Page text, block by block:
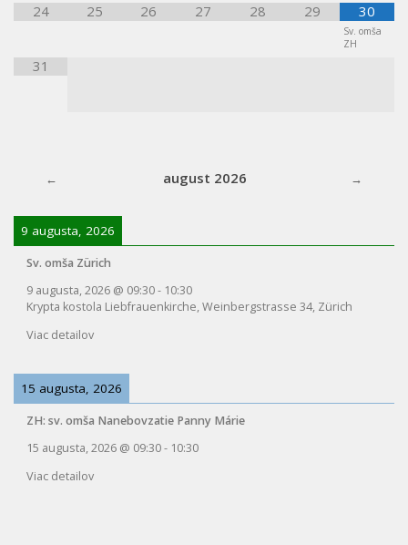
24 25 26 27 28 29 30
Sv. omša
ZH
31
august 2026
9 augusta, 2026
Sv. omša Zürich
9 augusta, 2026 @ 09:30- 10:30
Krypta kostola Liebfrauenkirche, Weinbergstrasse 34, Zürich
Viac detailov
15 augusta, 2026
ZH: sv. omša Nanebovzatie Panny Márie
15 augusta, 2026 @ 09:30- 10:30
Viac detailov